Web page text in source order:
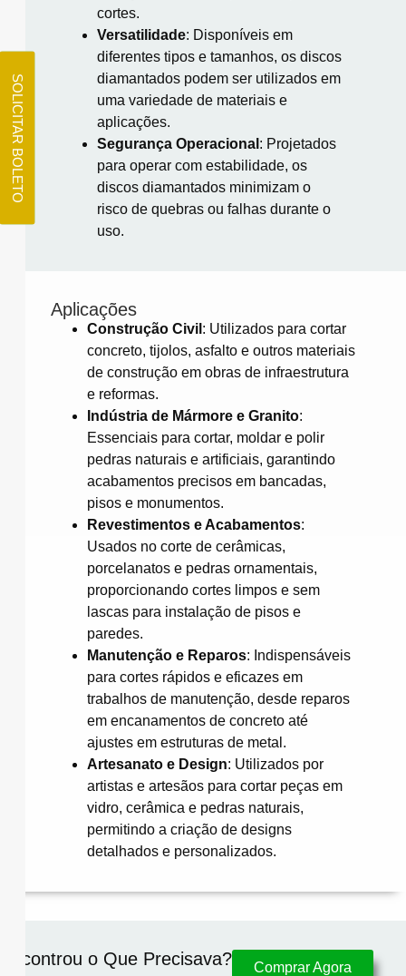
SOLICITAR BOLETO
cortes.
Versatilidade: Disponíveis em
diferentes tipos e tamanhos, os discos
diamantados podem ser utilizados em
uma variedade de materiais e
aplicações.
Segurança Operacional : Projetados
para operar com estabilidade, os
discos diamantados minimizam o
risco de quebras ou falhas durante o
uso.
Aplicações
Construção Civil : Utilizados para cortar
concreto, tijolos, asfalto e outros materiais
de construção em obras de infraestrutura
e reformas.
Indústria de Mármore e Granito:
Essenciais para cortar, moldar e polir
pedras naturais e artificiais, garantindo
acabamentos precisos em bancadas,
pisos e monumentos.
Revestimentos e Acabamentos:
Usados no corte de cerâmicas,
porcelanatos e pedras ornamentais,
proporcionando cortes limpos e sem
lascas para instalação de pisos e
paredes.
Manutenção e Reparos: Indispensáveis
para cortes rápidos e eficazes em
trabalhos de manutenção, desde reparos
em encanamentos de concreto até
ajustes em estruturas de metal.
Artesanato e Design: Utilizados por
artistas e artesãos para cortar peças em
vidro, cerâmica e pedras naturais,
permitindo a criação de designs
detalhados e personalizados.
Encontrou o Que Precisava?​ Comprar Agora